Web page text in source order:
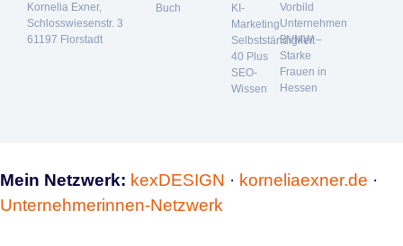
Kornelia Exner,
Schlosswiesenstr. 3
61197 Florstadt
Buch
KI-
Marketing
Selbstständigkeit
40 Plus
SEO-
Wissen
Vorbild
Unternehmen
BVMW –
Starke
Frauen in
Hessen
Mein Netzwerk: kexDESIGN · korneliaexner.de ·
Unternehmerinnen-Netzwerk